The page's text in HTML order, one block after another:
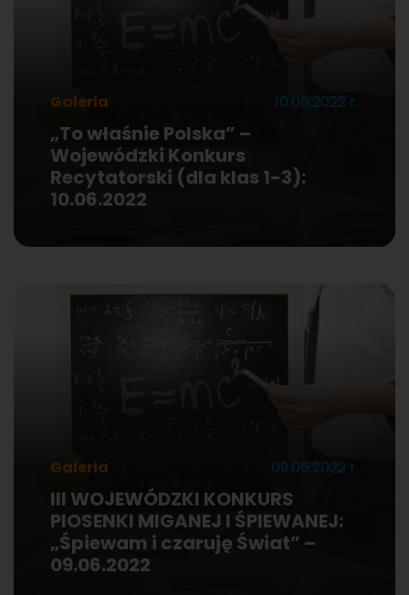
Galeria 10.06.2022 r.
„To właśnie Polska” –
Wojewódzki Konkurs
Recytatorski (dla klas 1-3):
10.06.2022
Galeria 09.06.2022 r.
III WOJEWÓDZKI KONKURS
PIOSENKI MIGANEJ I ŚPIEWANEJ:
„Śpiewam i czaruję Świat” –
09.06.2022